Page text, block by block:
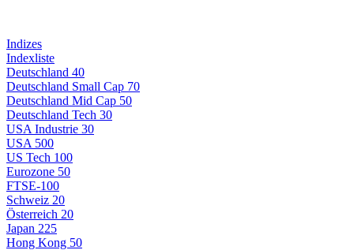
Indizes
Indexliste
Deutschland 40
Deutschland Small Cap 70
Deutschland Mid Cap 50
Deutschland Tech 30
USA Industrie 30
USA 500
US Tech 100
Eurozone 50
FTSE-100
Schweiz 20
Österreich 20
Japan 225
Hong Kong 50